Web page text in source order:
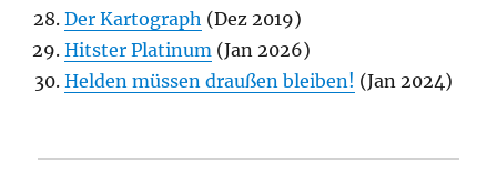
Der Kartograph (Dez 2019)
Hitster Platinum (Jan 2026)
Helden müssen draußen bleiben! (Jan 2024)